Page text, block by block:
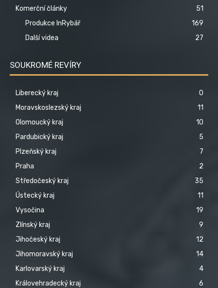
Komerční články
51
Produkce InRybář
169
Další videa
27
SOUKROMÉ REVÍRY
Liberecký kraj
0
Moravskoslezský kraj
11
Olomoucký kraj
10
Pardubický kraj
5
Plzeňský kraj
7
Praha
2
Středočeský kraj
35
Ústecký kraj
11
Vysočina
19
Zlínský kraj
9
Jihočeský kraj
12
Jihomoravský kraj
14
Karlovarský kraj
4
Královehradecký kraj
6